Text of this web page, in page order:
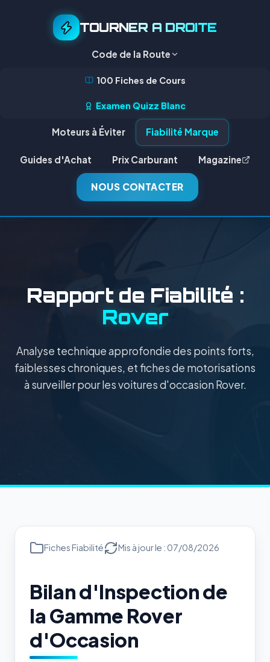
TOURNER A DROITE
Code de la Route
100 Fiches de Cours
Examen Quizz Blanc
Moteurs à Éviter Fiabilité Marque
Guides d'Achat Prix Carburant Magazine
NOUS CONTACTER
Rapport de Fiabilité :
Rover
Analyse technique approfondie des points forts,
faiblesses chroniques, et fiches de motorisations
à surveiller pour les voitures d'occasion Rover.
Fiches Fiabilité Mis à jour le : 07/08/2026
Bilan d'Inspection de
la Gamme Rover
d'Occasion